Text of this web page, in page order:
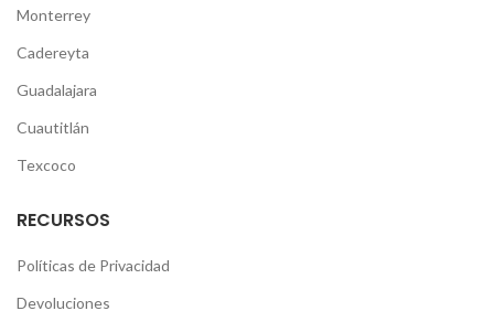
Monterrey
Cadereyta
Guadalajara
Cuautitlán
Texcoco
RECURSOS
Políticas de Privacidad
Devoluciones